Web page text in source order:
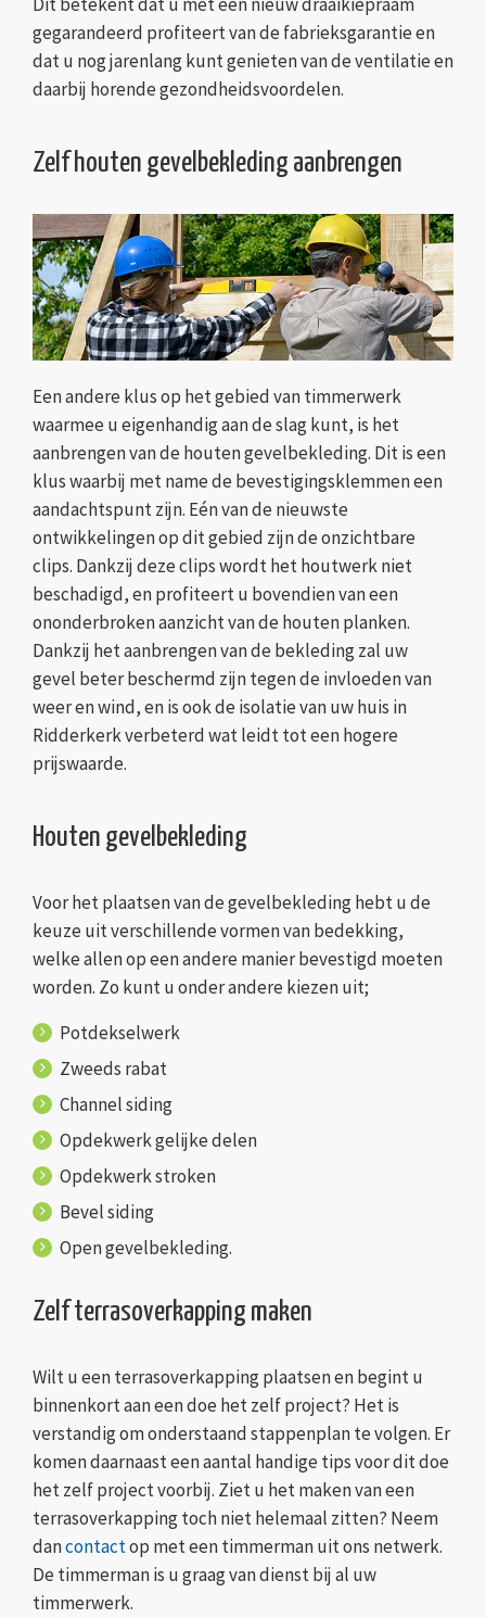
gegarandeerd profiteert van de fabrieksgarantie en
dat u nog jarenlang kunt genieten van de ventilatie en
daarbij horende gezondheidsvoordelen.
Zelf houten gevelbekleding aanbrengen
Een andere klus op het gebied van timmerwerk
waarmee u eigenhandig aan de slag kunt, is het
aanbrengen van de houten gevelbekleding. Dit is een
klus waarbij met name de bevestigingsklemmen een
aandachtspunt zijn. Eén van de nieuwste
ontwikkelingen op dit gebied zijn de onzichtbare
clips. Dankzij deze clips wordt het houtwerk niet
beschadigd, en profiteert u bovendien van een
ononderbroken aanzicht van de houten planken.
Dankzij het aanbrengen van de bekleding zal uw
gevel beter beschermd zijn tegen de invloeden van
weer en wind, en is ook de isolatie van uw huis in
Ridderkerk verbeterd wat leidt tot een hogere
prijswaarde.
Houten gevelbekleding
Voor het plaatsen van de gevelbekleding hebt u de
keuze uit verschillende vormen van bedekking,
welke allen op een andere manier bevestigd moeten
worden. Zo kunt u onder andere kiezen uit;
Potdekselwerk
Zweeds rabat
Channel siding
Opdekwerk gelijke delen
Opdekwerk stroken
Bevel siding
Open gevelbekleding.
Zelf terrasoverkapping maken
Wilt u een terrasoverkapping plaatsen en begint u
binnenkort aan een doe het zelf project? Het is
verstandig om onderstaand stappenplan te volgen. Er
komen daarnaast een aantal handige tips voor dit doe
het zelf project voorbij. Ziet u het maken van een
terrasoverkapping toch niet helemaal zitten? Neem
dancontactop met een timmerman uit ons netwerk.
De timmerman is u graag van dienst bij al uw
timmerwerk.